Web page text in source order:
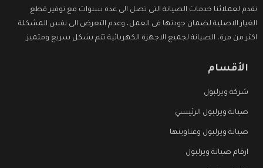
نقدم لعملائنا خدمات الصيانة التى تصل الى عدة سنوات مع توفير قطع
الغيار الاصلية لضمان جودتها فى العمل، وعدم التعرض الى نفس المشكلة
اكثر من مرة، الصيانة لجميع الاجهزة الكهربائية تتم بشكل سريع ومتميز.
الأقسام
شركة ويرلبول
صيانة ويرلبول الرئيسي
صيانة ويرلبول وعناوينها
ارقام صيانة ويرلبول